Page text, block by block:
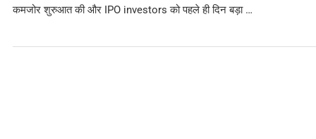
कमजोर शुरुआत की और IPO investors को पहले ही दिन बड़ा …